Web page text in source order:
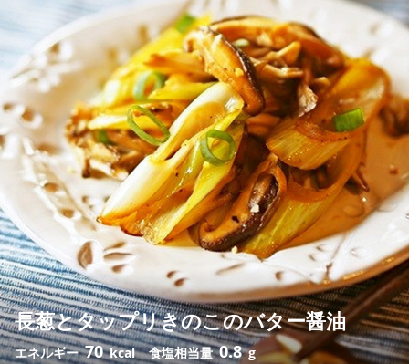
長葱とタップリきのこのバター醤油
エネルギー70 kcal 食塩相当量0.8 g